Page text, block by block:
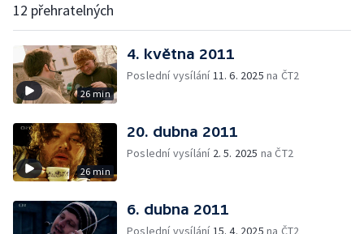
12 přehratelných
26 min
4. května 2011
Poslední vysílání11. 6. 2025 na ČT2
26 min
20. dubna 2011
Poslední vysílání 2. 5. 2025 na ČT2
6. dubna 2011
Poslední vysílání15. 4. 2025 na ČT2